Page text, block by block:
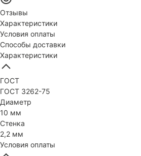
Отзывы
Характеристики
Условия оплаты
Способы доставки
Характеристики
ГОСТ
ГОСТ 3262-75
Диаметр
10 мм
Стенка
2,2 мм
Условия оплаты